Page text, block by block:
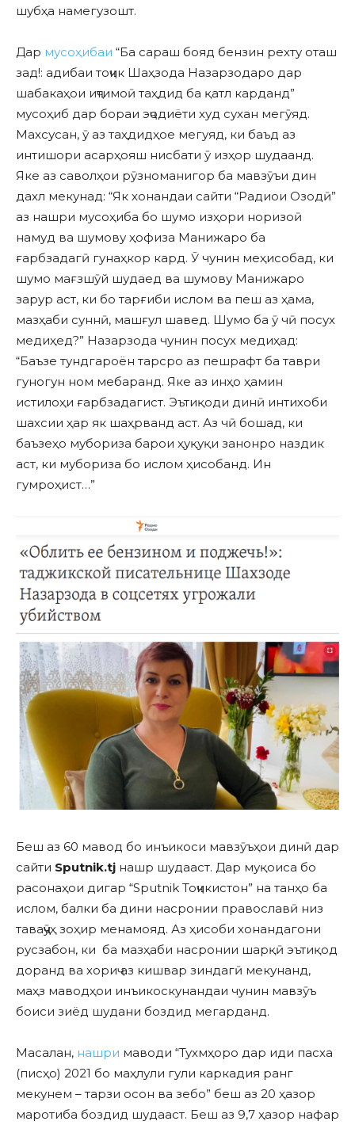
шубҳа намегузошт.
Дар мусоҳибаи “Ба сараш бояд бензин рехту оташ
зад!: адибаи тоҷик Шаҳзода Назарзодаро дар
шабакаҳои иҷтимоӣ таҳдид ба қатл карданд”
мусоҳиб дар бораи эҷодиёти худ сухан мегӯяд.
Махсусан, ӯ аз таҳдидҳое мегуяд, ки баъд аз
интишори асарҳояш нисбати ӯ изҳор шудаанд.
Яке аз саволҳои рӯзноманигор ба мавзӯъи дин
дахл мекунад: “Як хонандаи сайти “Радиои Озодӣ”
аз нашри мусоҳиба бо шумо изҳори норизоӣ
намуд ва шумову ҳофиза Манижаро ба
ғарбзадагӣ гунаҳкор кард. Ӯ чунин меҳисобад, ки
шумо мағзшӯй шудаед ва шумову Манижаро
зарур аст, ки бо тарғиби ислом ва пеш аз ҳама,
мазҳаби суннӣ, машғул шавед. Шумо ба ӯ чӣ посух
медиҳед?” Назарзода чунин посух медиҳад:
“Баъзе тундгароён тарсро аз пешрафт ба таври
гуногун ном мебаранд. Яке аз инҳо ҳамин
истилоҳи ғарбзадагист. Эътиқоди динӣ интихоби
шахсии ҳар як шаҳрванд аст. Аз чӣ бошад, ки
баъзеҳо мубориза барои ҳуқуқи занонро наздик
аст, ки мубориза бо ислом ҳисобанд. Ин
гумроҳист…”
Беш аз 60 мавод бо инъикоси мавзӯъҳои динӣ дар
сайти Sputnik.tj нашр шудааст. Дар муқоиса бо
расонаҳои дигар “Sputnik Тоҷикистон” на танҳо ба
ислом, балки ба дини насронии православӣ низ
таваҷҷӯҳ зоҳир менамояд. Аз ҳисоби хонандагони
русзабон, ки ба мазҳаби насронии шарқӣ эътиқод
доранд ва хориҷ аз кишвар зиндагӣ мекунанд,
маҳз маводҳои инъикоскунандаи чунин мавзӯъ
боиси зиёд шудани боздид мегарданд.
Масалан, нашри маводи “Тухмҳоро дар иди пасха
(писҳо) 2021 бо маҳлули гули каркадия ранг
мекунем – тарзи осон ва зебо” беш аз 20 ҳазор
маротиба боздид шудааст. Беш аз 9,7 ҳазор нафар